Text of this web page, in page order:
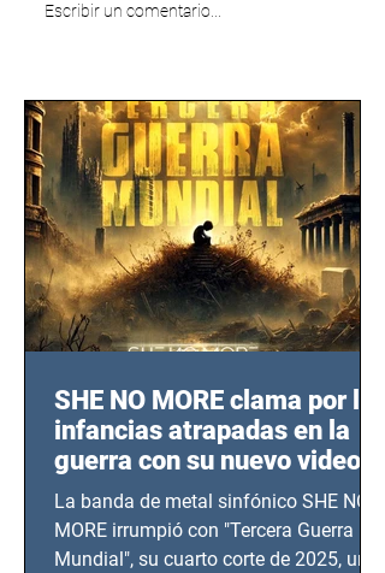
Escribir un comentario...
SHE NO MORE clama por las
infancias atrapadas en la
guerra con su nuevo video
TERCERA GUERRA
MUNDIAL
La banda de metal sinfónico SHE NO
MORE irrumpió con "Tercera Guerra
Mundial", su cuarto corte de 2025, un